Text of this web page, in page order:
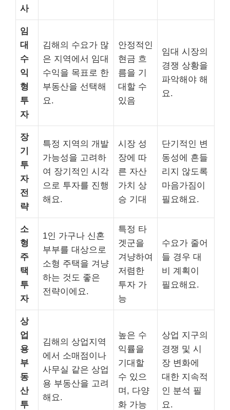
사
임
대
수
익
형
투
자
김해의 수요가 많
은 지역에서 임대
수익을 목표로 한
부동산을 선택해
요.
안정적인
현금 흐
름을 기
대할 수
있음
임대 시장의
경쟁 상황을
파악해야 해
요.
장
기
투
자
전
략
특정 지역의 개발
가능성을 고려하
여 장기적인 시각
으로 투자를 진행
해요.
시장 성
장에 따
른 자산
가치 상
승 기대
단기적인 변
동성에 흔들
리지 않도록
마음가짐이
필요해요.
소
형
주
택
투
자
1인 가구나 신혼
부부를 대상으로
소형 주택을 겨냥
하는 것도 좋은
전략이에요.
특정 타
겟군을
겨냥하여
저렴한
투자 가
능
수요가 줄어
들 경우 대
비 계획이
필요해요.
상
업
용
부
동
산
투
김해의 상업지역
에서 소매점이나
사무실 같은 상업
용 부동산을 고려
해요.
높은 수
익률을
기대할
수 있으
며, 다양
화 가능
상업 지구의
경쟁 및 시
장 변화에
대한 지속적
인 분석 필
요.